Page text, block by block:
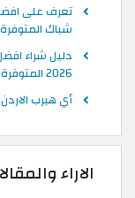
شباك
دليل شراء
2026 المتوفرة في الاردن
أي هيرب
الاراء